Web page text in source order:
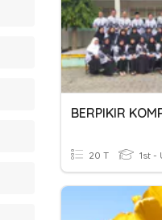
BERPIKIR
20 T 1st -